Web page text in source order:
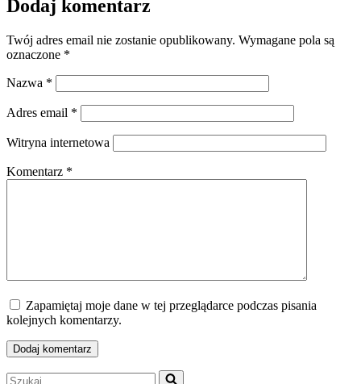
Dodaj komentarz
Twój adres email nie zostanie opublikowany. Wymagane pola są
oznaczone *
Nazwa *
Adres email *
Witryna internetowa
Komentarz *
Zapamiętaj moje dane w tej przeglądarce podczas pisania
kolejnych komentarzy.
Szukaj...